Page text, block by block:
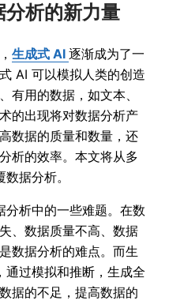
析的新力量
生成式 AI 逐渐成为了一
AI 可以模拟人类的创造
有用的数据，如文本、
的出现将对数据分析产
数据的质量和数量，还
析的效率。本文将从多
据分析。
析中的一些难题。在数
、数据质量不高、数据
数据分析的难点。而生
通过模拟和推断，生成全
据的不足，提高数据的